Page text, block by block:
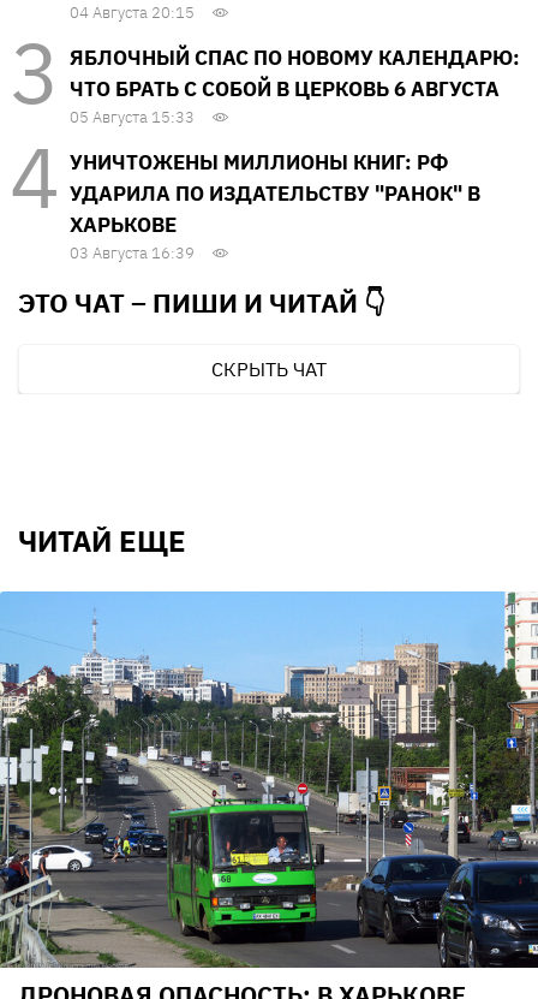
04 Августа 20:15
ЯБЛОЧНЫЙ СПАС ПО НОВОМУ КАЛЕНДАРЮ:
ЧТО БРАТЬ С СОБОЙ В ЦЕРКОВЬ 6 АВГУСТА
05 Августа 15:33
УНИЧТОЖЕНЫ МИЛЛИОНЫ КНИГ: РФ
УДАРИЛА ПО ИЗДАТЕЛЬСТВУ "РАНОК" В
ХАРЬКОВЕ
03 Августа 16:39
ЭТО ЧАТ – ПИШИ И ЧИТАЙ 👇
СКРЫТЬ ЧАТ
ЧИТАЙ ЕЩЕ